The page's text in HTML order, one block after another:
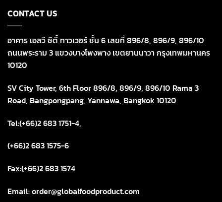
CONTACT US
อาคาร เอสวี ซิตี้ ทาวเวอร์ ชั้น 6 เลขที่ 896/8, 896/9, 896/10
ถนนพระราม 3 แขวงบางโพงพาง เขตยานนาวา กรุงเทพมหานคร
10120
SV City Tower, 6th Floor 896/8, 896/9, 896/10 Rama 3
Road, Bangpongpang, Yannawa, Bangkok 10120
Tel:(+66)2 683 1751-4,
(+66)2 683 1575-6
Fax:(+66)2 683 1574
Email: order@globalfoodproduct.com